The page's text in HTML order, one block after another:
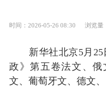
时间：2026-05-26 08:30 浏览量
新华社北京5月25
政》第五卷法文、
文、葡萄牙文、德文